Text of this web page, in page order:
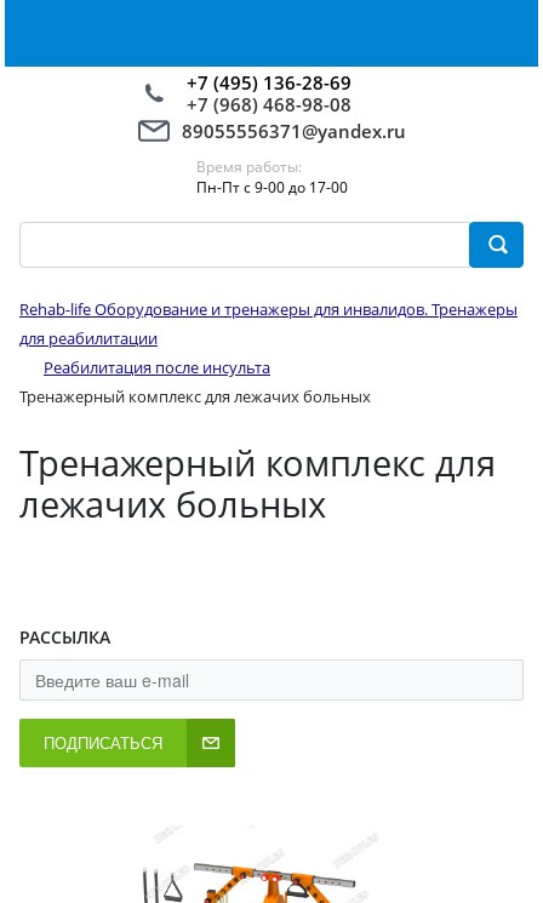
+7 (495) 136-28-69
+7 (968) 468-98-08
89055556371@yandex.ru
Время работы:
Пн-Пт с 9-00 до 17-00
Rehab-life Оборудование и тренажеры для инвалидов. Тренажеры
для реабилитации
Реабилитация после инсульта
Тренажерный комплекс для лежачих больных
Тренажерный комплекс для
лежачих больных
РАССЫЛКА
ПОДПИСАТЬСЯ